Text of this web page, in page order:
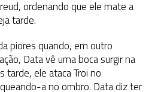
ordenando que ele mate a
tarde.
piores quando, em outro
Data vê uma boca surgir na
tarde, ele ataca Troi no
a no ombro. Data diz ter